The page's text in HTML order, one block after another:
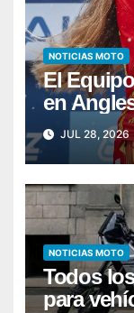
NOTICIAS MOTO
El
en
JUL 28, 2026
NOTICIAS MOTO
Todos
para